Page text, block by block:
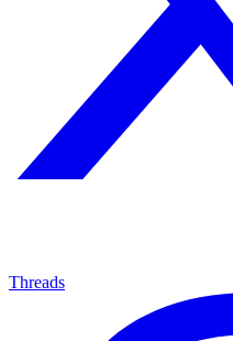
Threads